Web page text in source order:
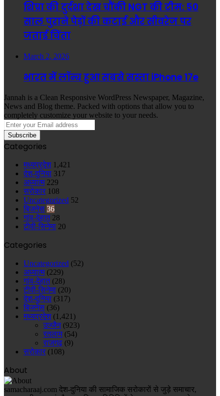
शिप्रा की दुर्दशा देख चौंकी NGT की टीम: 50
साल पुराने पेड़ों की कटाई और सीवरेज पर
जताई चिंता
March 2, 2026
भारत में लॉन्च हुआ सबसे सस्ता iPhone 17e
Jannah is a Clean Responsive WordPress Newspaper, Magazine,
News and Blog theme. Packed with options that allow you to
completely customize your website to your needs.
Enter
your
Email
address
Categories
मध्यप्रदेश 1,421
देश-दुनिया 317
अध्यात्म 229
सरोकार 108
Uncategorized 52
बिजनेस 36
गांव-देहात 28
टीवी-सिनेमा 20
Categories
Uncategorized (52)
अध्यात्म(229)
गांव-देहात(28)
टीवी-सिनेमा (20)
देश-दुनिया (317)
बिजनेस (36)
मध्यप्रदेश(1,421)
उज्जैन(923)
रतलाम(54)
राजगढ़ (9)
सरोकार (108)
About
samacharaaj.com देश-दुनिया की सामाजिक सरोकारों से जुड़े समाचार,